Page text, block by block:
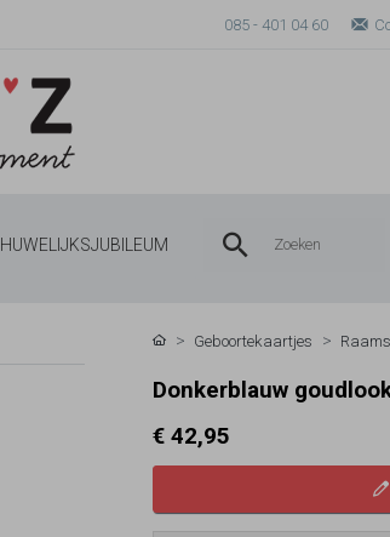
085 - 401 04 60
HUWELIJKSJUBILEUM
Geboortekaartjes
Donkerblauw
€ 42,95